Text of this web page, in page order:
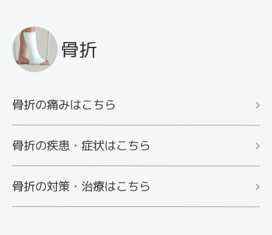
骨折
骨折の痛みはこちら
骨折の疾患・症状はこちら
骨折の対策・治療はこちら